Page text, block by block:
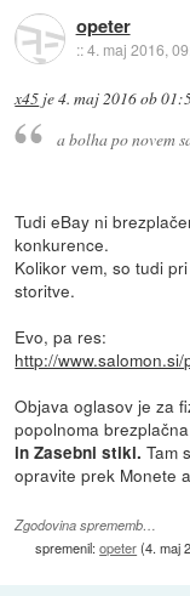
opeter
::4. maj 2016,
x45 je4. maj 2016 ob
a bolha po novem
Tudi eBay ni
konkurence.
Kolikor vem, so tudi
storitve.
Evo, pa res:
http://
Objava oglasov je za
popolnoma
in Zasebni stiki. Tam
opravite prek Monete
Zgodovina sprememb…
spremenil:opeter(4. maj